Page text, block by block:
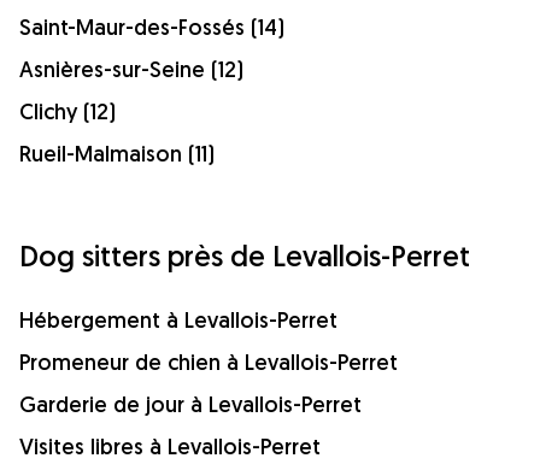
Saint-Maur-des-Fossés (14)
Asnières-sur-Seine (12)
Clichy (12)
Rueil-Malmaison (11)
Dog sitters près de Levallois-Perret
Hébergement à Levallois-Perret
Promeneur de chien à Levallois-Perret
Garderie de jour à Levallois-Perret
Visites libres à Levallois-Perret